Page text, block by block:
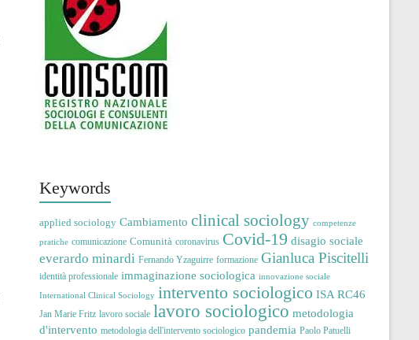
Keywords
applied sociology Cambiamento clinical sociology competenze
pratiche comunicazione Comunità coronavirus Covid-19 disagio sociale
everardo minardi Fernando Yzaguirre formazione Gianluca Piscitelli
identità professionale immaginazione sociologica innovazione sociale
International Clinical Sociology intervento sociologico ISA RC46
Jan Marie Fritz lavoro sociale lavoro sociologico metodologia
d'intervento metodologia dell'intervento sociologico pandemia Paolo Patuelli